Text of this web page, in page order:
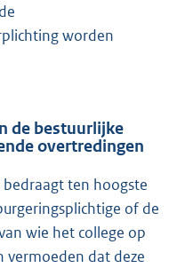
worden
de bestuurlijke
overtredingen
ten hoogste
of de
wie het college op
vermoeden dat deze